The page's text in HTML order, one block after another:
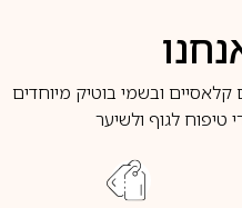
ובשמי בוטיק מיוחדים
טיפוח לגוף ולשיער